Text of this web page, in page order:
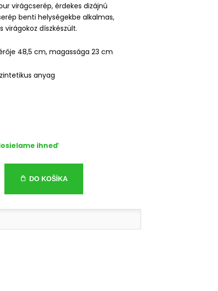
virágcserép, érdekes dizájnú
benti helységekbe alkalmas,
virágokoz díszkészült.
48,5 cm, magassága 23 cm
anyag
ihneď
DO KOŠÍKA